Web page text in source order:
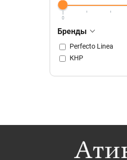
0
Бренды
Perfecto Linea
КНР